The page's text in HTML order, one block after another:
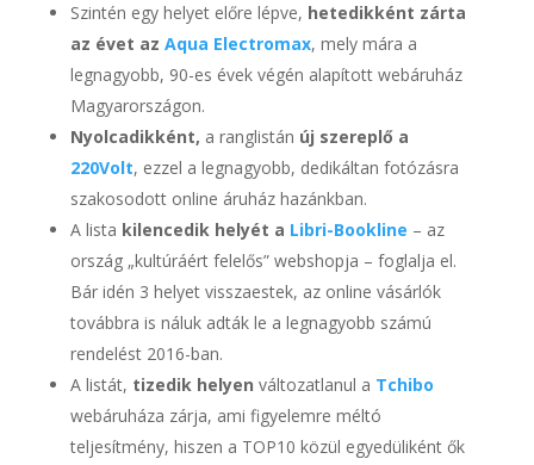
Szintén egy helyet előre lépve, hetedikként zárta
az évet az Aqua Electromax, mely mára a
legnagyobb, 90-es évek végén alapított webáruház
Magyarországon.
Nyolcadikként, a ranglistán új szereplő a
220Volt, ezzel a legnagyobb, dedikáltan fotózásra
szakosodott online áruház hazánkban.
A lista kilencedik helyét a Libri-Bookline – az
ország „kultúráért felelős” webshopja – foglalja el.
Bár idén 3 helyet visszaestek, az online vásárlók
továbbra is náluk adták le a legnagyobb számú
rendelést 2016-ban.
A listát, tizedik helyen változatlanul a Tchibo
webáruháza zárja, ami figyelemre méltó
teljesítmény, hiszen a TOP10 közül egyedüliként ők